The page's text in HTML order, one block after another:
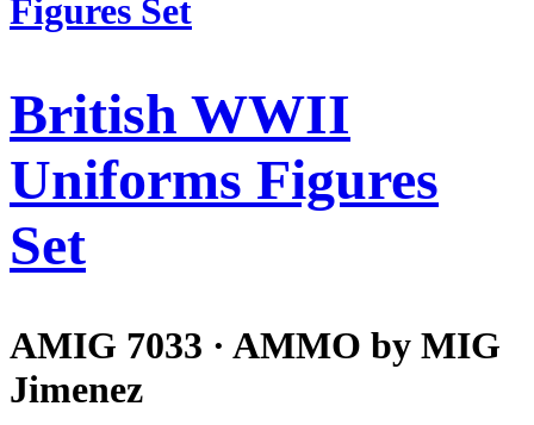
British WWII
Uniforms Figures
Set
AMIG 7033 · AMMO by MIG
Jimenez